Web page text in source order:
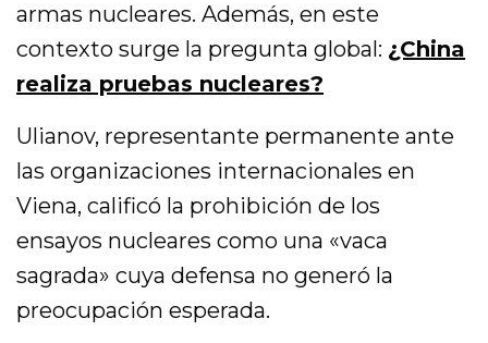
armas nucleares. Además, en este
contexto surge la pregunta global: ¿China
realiza pruebas nucleares?
Ulianov, representante permanente ante
las organizaciones internacionales en
Viena, calificó la prohibición de los
ensayos nucleares como una «vaca
sagrada» cuya defensa no generó la
preocupación esperada.